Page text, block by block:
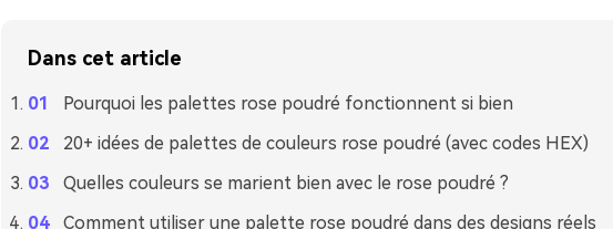
Dans cet article
Pourquoi les palettes rose poudré fonctionnent si bien
20+ idées de palettes de couleurs rose poudré (avec codes HEX)
Quelles couleurs se marient bien avec le rose poudré ?
Comment utiliser une palette rose poudré dans des designs réels